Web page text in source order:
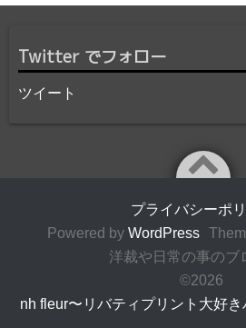
Twitter でフォロー
ツイート
プライバシーポ
Powered by WordPress
洋裁や日常の事のブ
©2026
nh fleur〜リバティプリント大好